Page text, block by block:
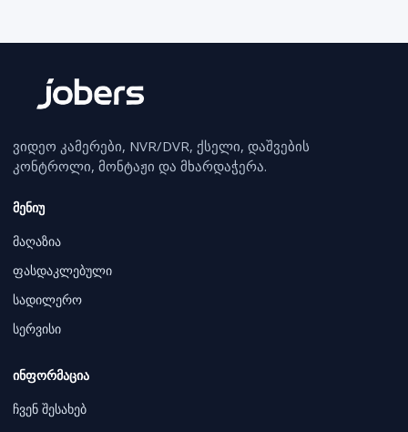
ვიდეო კამერები, NVR/DVR, ქსელი, დაშვების
კონტროლი, მონტაჟი და მხარდაჭერა.
მენიუ
მაღაზია
ფასდაკლებული
სადილერო
სერვისი
ინფორმაცია
ჩვენ შესახებ